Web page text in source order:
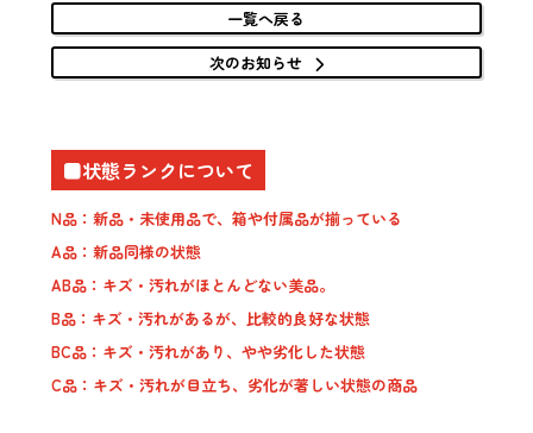
一覧へ戻る
次のお知らせ
■状態ランクについて
N品：新品・未使用品で、箱や付属品が揃っている
A品：新品同様の状態
AB品：キズ・汚れがほとんどない美品。
B品：キズ・汚れがあるが、比較的良好な状態
BC品：キズ・汚れがあり、やや劣化した状態
C品：キズ・汚れが目立ち、劣化が著しい状態の商品